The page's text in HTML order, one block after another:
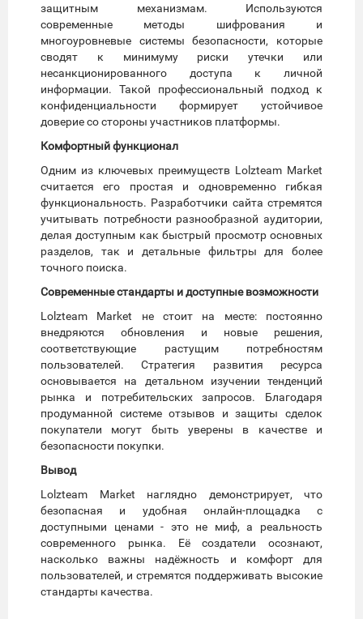
защитным механизмам. Используются
современные методы шифрования и
многоуровневые системы безопасности, которые
сводят к минимуму риски утечки или
несанкционированного доступа к личной
информации. Такой профессиональный подход к
конфиденциальности формирует устойчивое
доверие со стороны участников платформы.
Комфортный функционал
Одним из ключевых преимуществ Lolzteam Market
считается его простая и одновременно гибкая
функциональность. Разработчики сайта стремятся
учитывать потребности разнообразной аудитории,
делая доступным как быстрый просмотр основных
разделов, так и детальные фильтры для более
точного поиска.
Современные стандарты и доступные возможности
Lolzteam Market не стоит на месте: постоянно
внедряются обновления и новые решения,
соответствующие растущим потребностям
пользователей. Стратегия развития ресурса
основывается на детальном изучении тенденций
рынка и потребительских запросов. Благодаря
продуманной системе отзывов и защиты сделок
покупатели могут быть уверены в качестве и
безопасности покупки.
Вывод
Lolzteam Market наглядно демонстрирует, что
безопасная и удобная онлайн-площадка с
доступными ценами - это не миф, а реальность
современного рынка. Её создатели осознают,
насколько важны надёжность и комфорт для
пользователей, и стремятся поддерживать высокие
стандарты качества.